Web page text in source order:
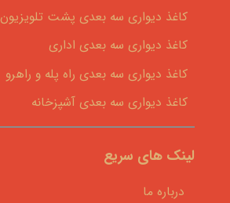
کاغذ دیواری سه بعدی پشت تلویزیون
کاغذ دیواری سه بعدی اداری
کاغذ دیواری سه بعدی راه پله و راهرو
کاغذ دیواری سه بعدی آشپزخانه
لینک های سریع
درباره ما